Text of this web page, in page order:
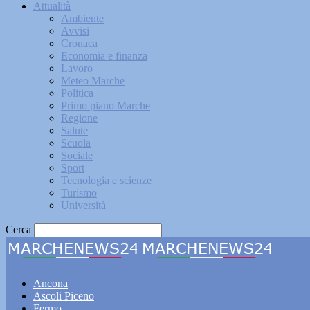
Attualità
Ambiente
Avvisi
Cronaca
Economia e finanza
Lavoro
Meteo Marche
Politica
Primo piano Marche
Regione
Salute
Scuola
Sociale
Sport
Tecnologia e scienze
Turismo
Università
Cerca
Ancona
Ascoli Piceno